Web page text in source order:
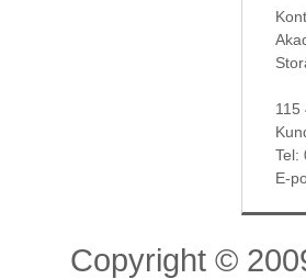
115
Tel:
E-
Copyright ©